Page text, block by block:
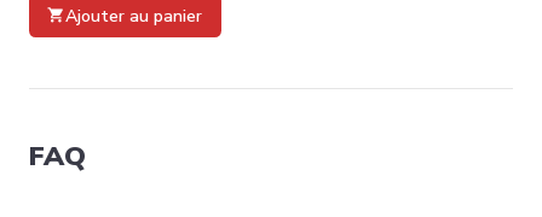
Ajouter au panier
FAQ